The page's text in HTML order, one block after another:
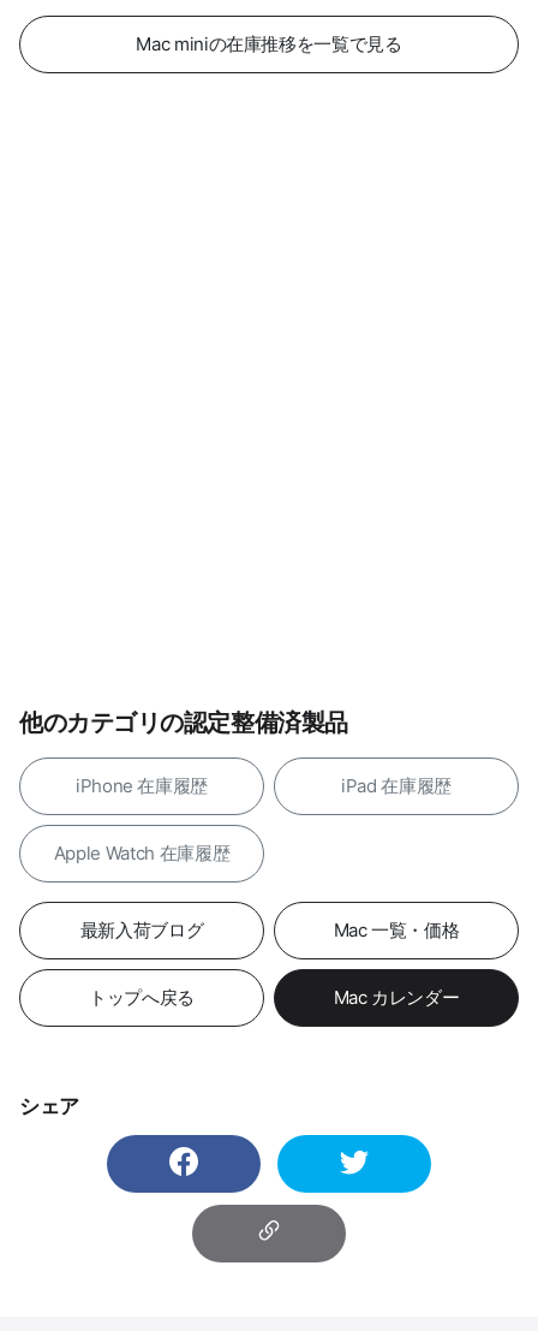
Mac miniの在庫推移を一覧で見る
他のカテゴリの認定整備済製品
iPhone 在庫履歴 iPad 在庫履歴
Apple Watch 在庫履歴
最新入荷ブログ Mac 一覧・価格
トップへ戻る Mac カレンダー
シェア